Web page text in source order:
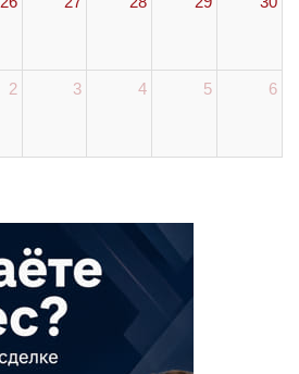
2 3 4 5 6